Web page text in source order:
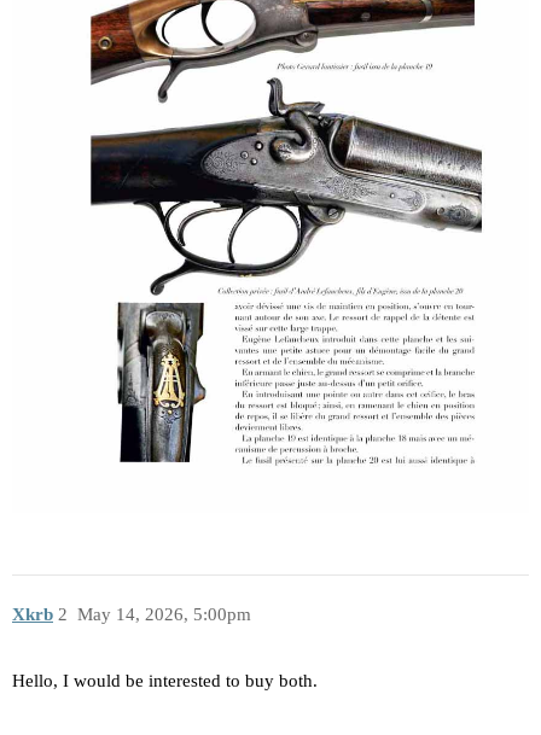
Xkrb May 14, 2026, 5:00pm
2
Hello, I would be interested to buy both.